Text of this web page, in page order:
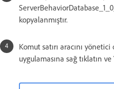
kopyalanmıştır.
Komut satırı aracını yönetici
uygulamasına sağ tıklatın